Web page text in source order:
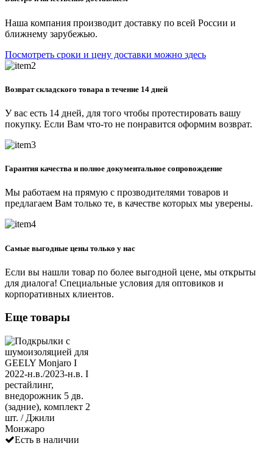
Наша компания производит доставку по всей России и
ближнему зарубежью.
Посмотреть сроки и цену доставки можно здесь
Возврат складского товара в течение 14 дней
У вас есть 14 дней, для того чтобы протестировать вашу
покупку. Если Вам что-то не понравится оформим возврат.
Гарантия качества и полное документальное сопровождение
Мы работаем на прямую с прозводителями товаров и
предлагаем Вам только те, в качестве которых мы уверены.
Самые выгодные цены только у нас
Если вы нашли товар по более выгодной цене, мы открыты
для диалога! Специальные условия для оптовиков и
корпоративных клиентов.
Еще товары
Есть в наличии